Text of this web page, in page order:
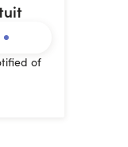
La
of